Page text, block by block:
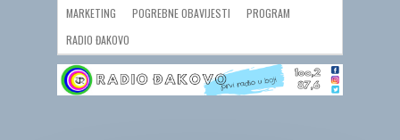
MARKETING POGREBNE OBAVIJESTI
PROGRAM
RADIO ĐAKOVO